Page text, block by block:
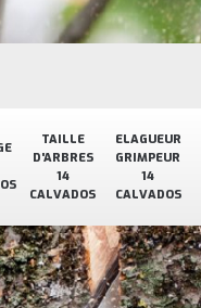
TAILLE
D'ARBRES
14
CALVADOS
ELAGUEUR
GRIMPEUR
14
CALVADOS